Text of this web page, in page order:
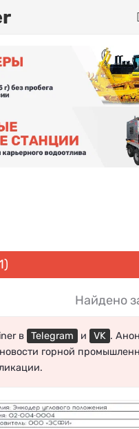
Найдено
в Telegram и VK .
горной